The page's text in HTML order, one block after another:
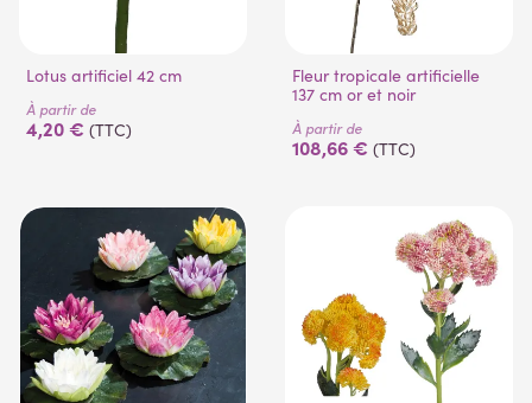
Lotus artificiel 42 cm
À partir de
4,20 € (TTC)
Fleur tropicale artificielle
137 cm or et noir
À partir de
108,66 € (TTC)